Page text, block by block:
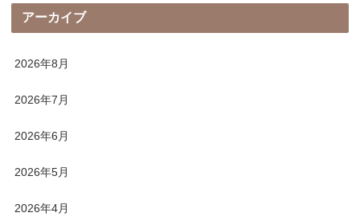
アーカイブ
2026年8月
2026年7月
2026年6月
2026年5月
2026年4月